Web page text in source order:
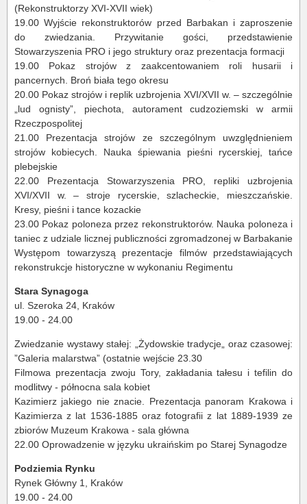
(Rekonstruktorzy XVI-XVII wiek)
19.00 Wyjście rekonstruktorów przed Barbakan i zaproszenie
do zwiedzania. Przywitanie gości, przedstawienie
Stowarzyszenia PRO i jego struktury oraz prezentacja formacji
19.00 Pokaz strojów z zaakcentowaniem roli husarii i
pancernych. Broń biała tego okresu
20.00 Pokaz strojów i replik uzbrojenia XVI/XVII w. – szczególnie
„lud ognisty”, piechota, autorament cudzoziemski w armii
Rzeczpospolitej
21.00 Prezentacja strojów ze szczególnym uwzględnieniem
strojów kobiecych. Nauka śpiewania pieśni rycerskiej, tańce
plebejskie
22.00 Prezentacja Stowarzyszenia PRO, repliki uzbrojenia
XVI/XVII w. – stroje rycerskie, szlacheckie, mieszczańskie.
Kresy, pieśni i tance kozackie
23.00 Pokaz poloneza przez rekonstruktorów. Nauka poloneza i
taniec z udziale licznej publiczności zgromadzonej w Barbakanie
Występom towarzyszą prezentacje filmów przedstawiających
rekonstrukcje historyczne w wykonaniu Regimentu
Stara Synagoga
ul. Szeroka 24, Kraków
19.00 - 24.00
Zwiedzanie wystawy stałej: „Żydowskie tradycje„ oraz czasowej:
”Galeria malarstwa” (ostatnie wejście 23.30
Filmowa prezentacja zwoju Tory, zakładania tałesu i tefilin do
modlitwy - północna sala kobiet
Kazimierz jakiego nie znacie. Prezentacja panoram Krakowa i
Kazimierza z lat 1536-1885 oraz fotografii z lat 1889-1939 ze
zbiorów Muzeum Krakowa - sala główna
22.00 Oprowadzenie w języku ukraińskim po Starej Synagodze
Podziemia Rynku
Rynek Główny 1, Kraków
19.00 - 24.00